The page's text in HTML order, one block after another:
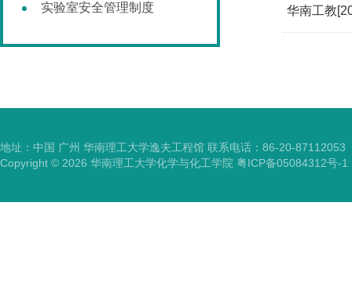
实验室安全管理制度 华南工教
地址：中国 广州 华南理工大学逸夫工程馆 联系电话：86-20-87112053
Copyright © 2026 华南理工大学化学与化工学院 粤ICP备05084312号-1